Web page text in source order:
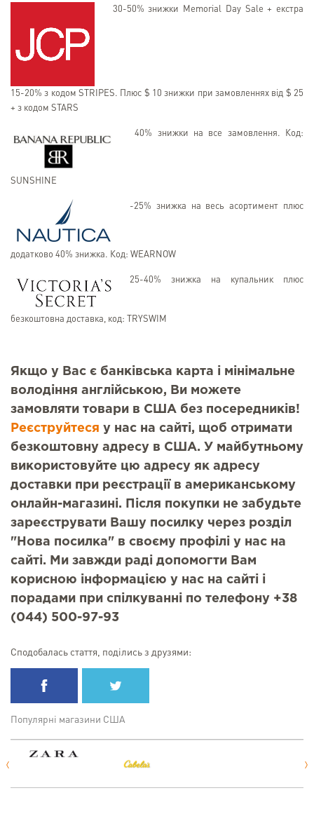
30-50% знижки Memorial Day Sale + екстра
15-20% з кодом STRIPES. Плюс $ 10 знижки при замовленнях від $ 25
+ з кодом STARS
40% знижки на все замовлення. Код:
SUNSHINE
-25% знижка на весь асортимент плюс
додатково 40% знижка. Код: WEARNOW
25-40% знижка на купальник плюс
безкоштовна доставка, код: TRYSWIM
Якщо у Вас є банківська карта і мінімальне
володіння англійською, Ви можете
замовляти товари в США без посередників!
Реєструйтеся у нас на сайті, щоб отримати
безкоштовну адресу в США. У майбутньому
використовуйте цю адресу як адресу
доставки при реєстрації в американському
онлайн-магазині. Після покупки не забудьте
зареєструвати Вашу посилку через розділ
"Нова посилка" в своєму профілі у нас на
сайті. Ми завжди раді допомогти Вам
корисною інформацією у нас на сайті і
порадами при спілкуванні по телефону +38
(044) 500-97-93
Сподобалась стаття, поділись з друзями:
Популярні магазини США